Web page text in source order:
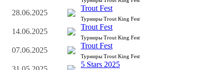
28.06.2025
Trout Fest
Турниры Trout King Fest
14.06.2025
Trout Fest
Турниры Trout King Fest
07.06.2025
Trout Fest
Турниры Trout King Fest
5 Stars 2025